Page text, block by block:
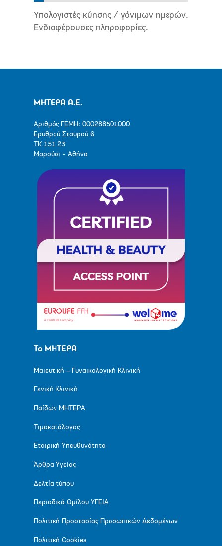
Υπολογιστές κύησης / γόνιμων ημερών.
Ενδιαφέρουσες πληροφορίες.
ΜΗΤΕΡΑ Α.Ε.
Αριθμός ΓΕΜΗ: 000288501000
Ερυθρού Σταυρού 6
ΤΚ 151 23
Μαρούσι - Αθήνα
Το ΜΗΤΕΡΑ
Μαιευτική – Γυναικολογική Κλινική
Γενική Κλινική
Παίδων ΜΗΤΕΡΑ
Τιμοκατάλογος
Εταιρική Υπευθυνότητα
Άρθρα Υγείας
Δελτία τύπου
Περιοδικά Ομίλου ΥΓΕΙΑ
Πολιτική Προστασίας Προσωπικών Δεδομένων
Πολιτική Cookies